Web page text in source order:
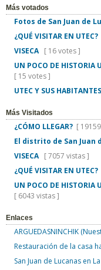
Más votados
Fotos de San Juan de
¿QUÉ VISITAR EN UTEC?
VISECA [ 16 votes ]
UN POCO DE HISTORIA
[ 15 votes ]
UTEC Y SUS HABITANTES
Más Visitados
¿CÓMO LLEGAR? [
El distrito de San Juan
VISECA [ 7057 vistas ]
¿QUÉ VISITAR EN UTEC?
UN POCO DE HISTORIA
[ 6043 vistas ]
Enlaces
ARGUEDASNINCHIK
Restauración de la casa
San Juan de Lucanas en